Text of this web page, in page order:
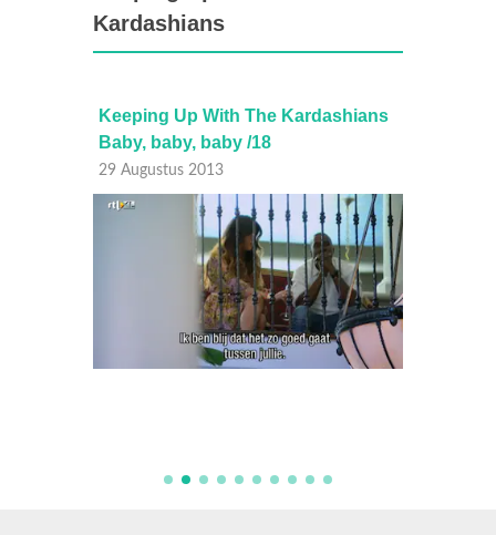
Kardashians
Keeping Up With The Kardashians
Baby, baby, baby /18
29 Augustus 2013